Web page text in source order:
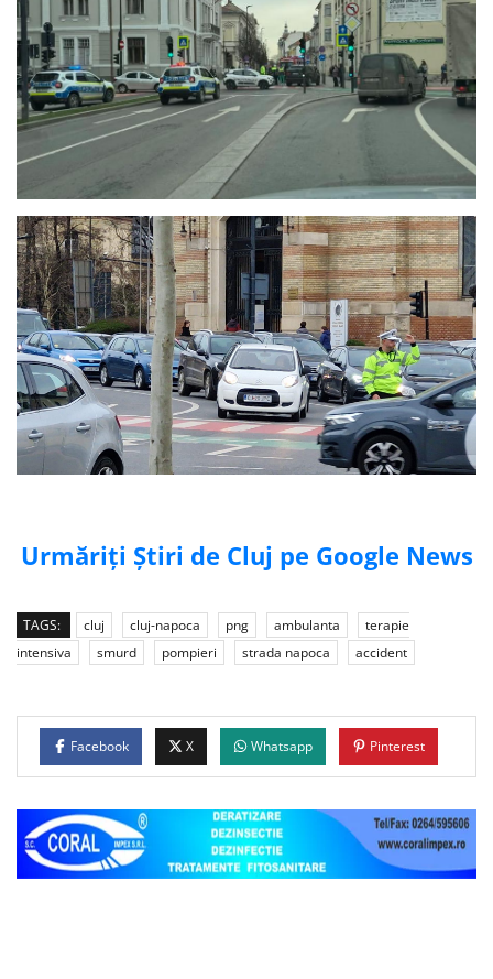
Urmăriți Știri de Cluj pe Google News
TAGS: cluj cluj-napoca png ambulanta
terapie
intensiva
smurd pompieri strada napoca accident
Facebook X Whatsapp Pinterest